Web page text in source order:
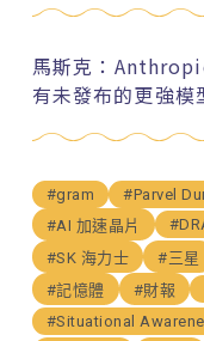
馬斯克：
有未發布的更強模
#gram #Parvel
#AI 加速晶片
#SK 海力士
#三星
#記憶體
#財報
#Situational